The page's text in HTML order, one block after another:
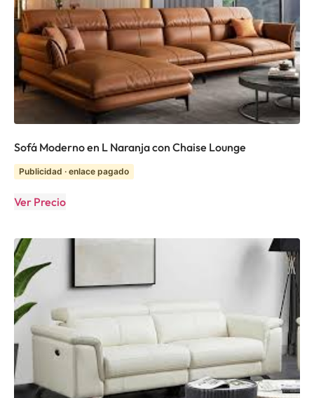
Sofá Moderno en L Naranja con Chaise Lounge
Publicidad · enlace pagado
Ver Precio